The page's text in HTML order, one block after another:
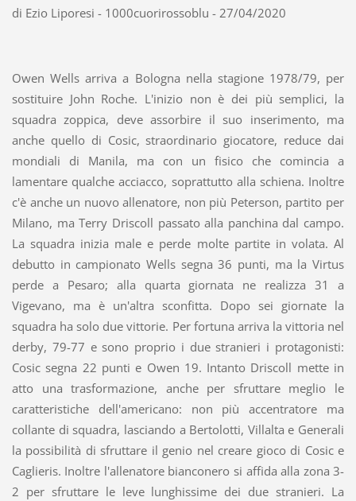
di Ezio Liporesi - 1000cuorirossoblu - 27/04/2020
Owen Wells arriva a Bologna nella stagione 1978/79, per
sostituire John Roche. L'inizio non è dei più semplici, la
squadra zoppica, deve assorbire il suo inserimento, ma
anche quello di Cosic, straordinario giocatore, reduce dai
mondiali di Manila, ma con un fisico che comincia a
lamentare qualche acciacco, soprattutto alla schiena. Inoltre
c'è anche un nuovo allenatore, non più Peterson, partito per
Milano, ma Terry Driscoll passato alla panchina dal campo.
La squadra inizia male e perde molte partite in volata. Al
debutto in campionato Wells segna 36 punti, ma la Virtus
perde a Pesaro; alla quarta giornata ne realizza 31 a
Vigevano, ma è un'altra sconfitta. Dopo sei giornate la
squadra ha solo due vittorie. Per fortuna arriva la vittoria nel
derby, 79-77 e sono proprio i due stranieri i protagonisti:
Cosic segna 22 punti e Owen 19. Intanto Driscoll mette in
atto una trasformazione, anche per sfruttare meglio le
caratteristiche dell'americano: non più accentratore ma
collante di squadra, lasciando a Bertolotti, Villalta e Generali
la possibilità di sfruttare il genio nel creare gioco di Cosic e
Caglieris. Inoltre l'allenatore bianconero si affida alla zona 3-
2 per sfruttare le leve lunghissime dei due stranieri. La